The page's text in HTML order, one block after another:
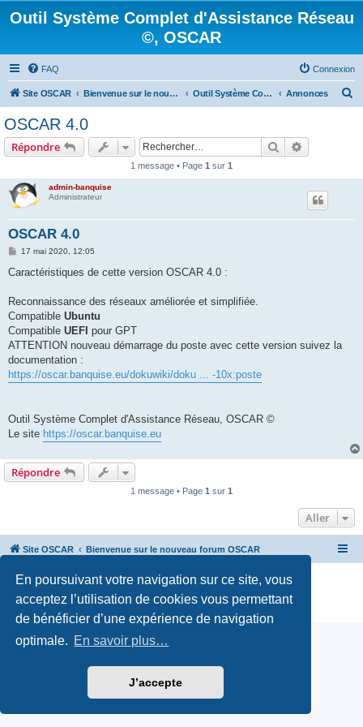
En poursuivant votre navigation sur ce site, vous
acceptez l’utilisation de cookies vous permettant
de bénéficier d’une expérience de navigation
optimale. En savoir plus…
J’accepte
Outil Système Complet d'Assistance Réseau
©, OSCAR
FAQ Connexion
Site OSCAR Bienvenue sur le nouveau forum OSCAR Outil Système Complet d'Assistance Réseau ©, OSCAR Annonces
OSCAR 4.0
Répondre Rechercher
1 message • Page 1 sur 1
admin-banquise
Administrateur
OSCAR 4.0
M
s
g
17 mai 2020, 12:05
Caractéristiques de cette version OSCAR 4.0 :
Reconnaissance des réseaux améliorée et simplifiée.
Compatible Ubuntu
Compatible UEFI pour GPT
ATTENTION nouveau démarrage du poste avec cette version suivez la
documentation :
https://oscar.banquise.eu/dokuwiki/doku ... -10x:poste
Outil Système Complet d'Assistance Réseau, OSCAR ©
Le site https://oscar.banquise.eu
Répondre
1 message • Page 1 sur 1
Aller
Site OSCAR Bienvenue sur le nouveau forum OSCAR
Développé parphpBB® Forum Software © phpBB Limited
Traduction française officielle